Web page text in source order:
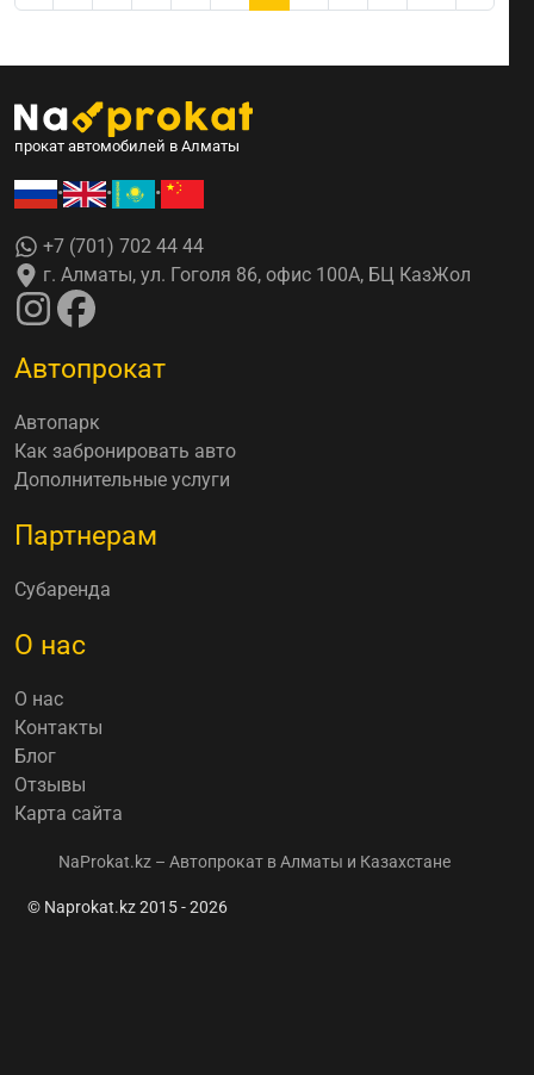
прокат автомобилей в Алматы
• • •
+7 (701) 702 44 44
г. Алматы, ул. Гоголя 86, офис 100А, БЦ КазЖол
Автопрокат
Автопарк
Как забронировать авто
Дополнительные услуги
Партнерам
Субаренда
О нас
О нас
Контакты
Блог
Отзывы
Карта сайта
NaProkat.kz – Автопрокат в Алматы и Казахстане
© Naprokat.kz 2015 - 2026